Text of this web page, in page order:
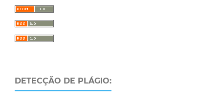
DETECÇÃO DE PLÁGIO: